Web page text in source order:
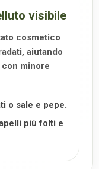
visibile
cosmetico
aiutando
minore
o sale e pepe.
più folti e